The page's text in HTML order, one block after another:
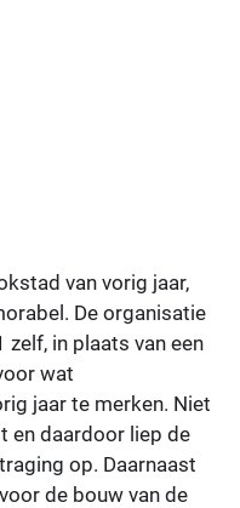
van vorig jaar,
De organisatie
in plaats van een
wat
jaar te merken. Niet
en daardoor liep de
op. Daarnaast
de bouw van de